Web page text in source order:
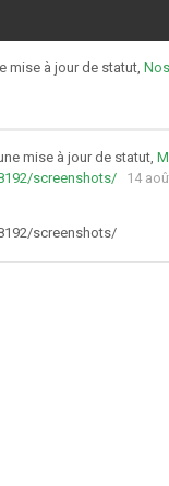
mise à jour de statut,
mise à jour de statut,
screenshots/
14
screenshots/